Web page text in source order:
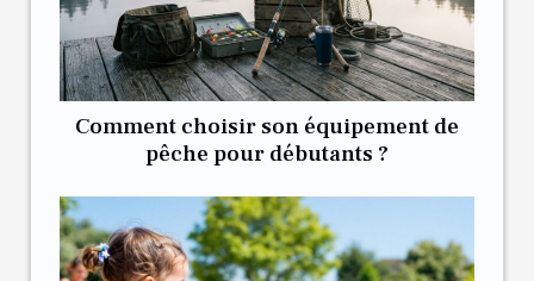
Comment choisir son équipement de
pêche pour débutants ?